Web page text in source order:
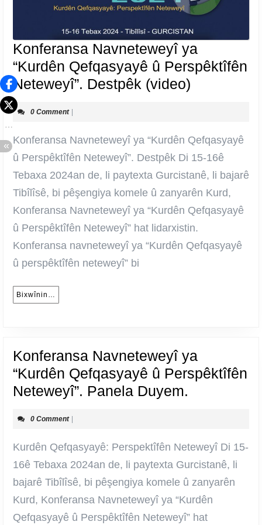
Konferansa Navneteweyî ya
“Kurdên Qefqasyayê û Perspêktîfên
Neteweyî”. Destpêk (video)
“Kurdên
û
Neteweyî”.
Destpêk
(video)
0 Comment |
Konferansa Navneteweyî ya “Kurdên Qefqasyayê
û Perspêktîfên Neteweyî”. Destpêk Di 15-16ê
Tebaxa 2024an de, li paytexta Gurcistanê, li bajarê
Tibîlîsê, bi pêşengiya komele û zanyarên Kurd,
Konferansa Navneteweyî ya “Kurdên Qefqasyayê
û Perspêktîfên Neteweyî” hat lidarxistin.
Konferansa navneteweyî ya “Kurdên Qefqasyayê
û perspêktîfên neteweyî” bi
Bixwînin…
Konferansa Navneteweyî ya
“Kurdên Qefqasyayê û Perspêktîfên
Neteweyî”. Panela Duyem.
“Kurdên
û
Neteweyî”.
0 Comment |
Kurdên Qefqasyayê: Perspektîfên Neteweyî Di 15-
16ê Tebaxa 2024an de, li paytexta Gurcistanê, li
bajarê Tibîlîsê, bi pêşengiya komele û zanyarên
Kurd, Konferansa Navneteweyî ya “Kurdên
Qefqasyayê û Perspêktîfên Neteweyî” hat